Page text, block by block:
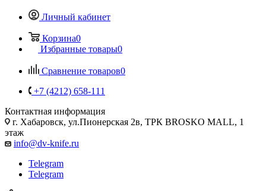
Личный кабинет
Корзина0
Избранные товары0
Сравнение товаров0
+7 (4212) 658-111
Контактная информация
г. Хабаровск, ул.Пионерская 2в, ТРК BROSKO MALL, 1
этаж
info@dv-knife.ru
Telegram
Telegram